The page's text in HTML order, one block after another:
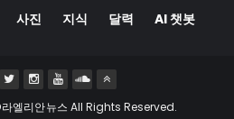
사진 지식 달력 AI 챗봇
엘리안뉴스 All Rights Reserved.